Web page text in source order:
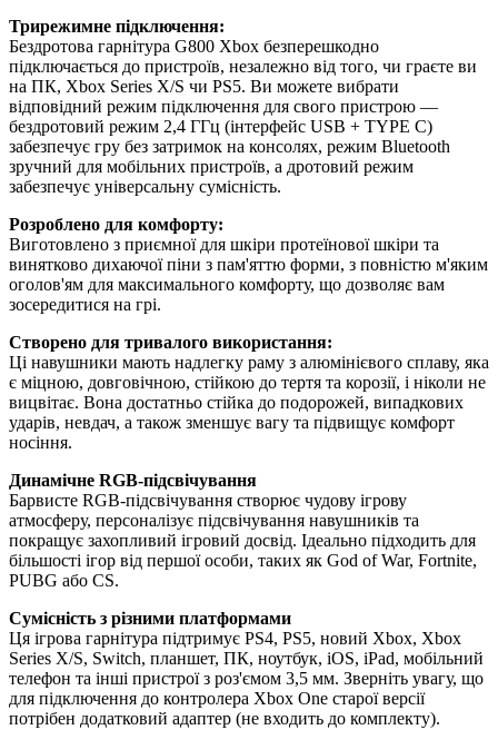
Трирежимне підключення:
Бездротова гарнітура G800 Xbox безперешкодно
підключається до пристроїв, незалежно від того, чи граєте ви
на ПК, Xbox Series X/S чи PS5. Ви можете вибрати
відповідний режим підключення для свого пристрою —
бездротовий режим 2,4 ГГц (інтерфейс USB + TYPE C)
забезпечує гру без затримок на консолях, режим Bluetooth
зручний для мобільних пристроїв, а дротовий режим
забезпечує універсальну сумісність.
Розроблено для комфорту:
Виготовлено з приємної для шкіри протеїнової шкіри та
винятково дихаючої піни з пам'яттю форми, з повністю м'яким
оголов'ям для максимального комфорту, що дозволяє вам
зосередитися на грі.
Створено для тривалого використання:
Ці навушники мають надлегку раму з алюмінієвого сплаву, яка
є міцною, довговічною, стійкою до тертя та корозії, і ніколи не
вицвітає. Вона достатньо стійка до подорожей, випадкових
ударів, невдач, а також зменшує вагу та підвищує комфорт
носіння.
Динамічне RGB-підсвічування
Барвисте RGB-підсвічування створює чудову ігрову
атмосферу, персоналізує підсвічування навушників та
покращує захопливий ігровий досвід. Ідеально підходить для
більшості ігор від першої особи, таких як God of War, Fortnite,
PUBG або CS.
Сумісність з різними платформами
Ця ігрова гарнітура підтримує PS4, PS5, новий Xbox, Xbox
Series X/S, Switch, планшет, ПК, ноутбук, iOS, iPad, мобільний
телефон та інші пристрої з роз'ємом 3,5 мм. Зверніть увагу, що
для підключення до контролера Xbox One старої версії
потрібен додатковий адаптер (не входить до комплекту).